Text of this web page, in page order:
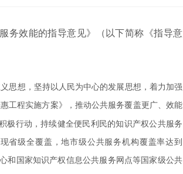
务效能的指导意见》（以下简称《指导意
思想，坚持以人民为中心的发展思想，着力加强
工程实施方案》，推动公共服务覆盖更广、效能
极行动，持续健全便民利民的知识产权公共服务
省级全覆盖，地市级公共服务机构覆盖率达到
和国家知识产权信息公共服务网点等国家级公共